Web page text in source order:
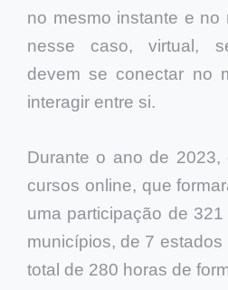
no mesmo instante e no
nesse caso, virtual,
devem se conectar no
interagir entre si.
Durante o ano de 2023,
cursos online, que
uma participação de
municípios, de 7 estados
total de 280 horas de